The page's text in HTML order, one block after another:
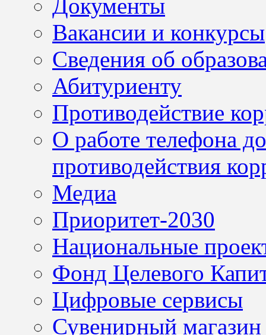
Документы
Вакансии и конкурсы
Сведения об
Абитуриенту
Противодействие
О работе телефона
противодействия
Медиа
Приоритет-2030
Национальные
Фонд Целевого
Цифровые сервисы
Сувенирный магазин